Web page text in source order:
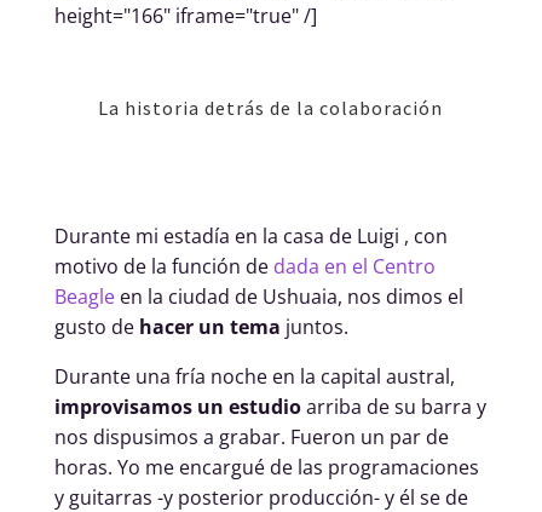
height="166" iframe="true" /]
La historia detrás de la colaboración
Durante mi estadía en la casa de Luigi , con
motivo de la función de dada en el Centro
Beagleen la ciudad de Ushuaia, nos dimos el
gusto de hacer un tema juntos.
Durante una fría noche en la capital austral,
improvisamos un estudioarriba de su barra y
nos dispusimos a grabar. Fueron un par de
horas. Yo me encargué de las programaciones
y guitarras -y posterior producción- y él se de